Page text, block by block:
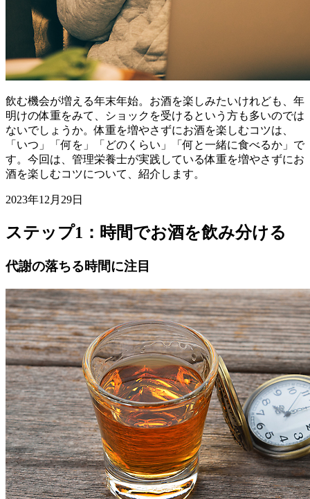
飲む機会が増える年末年始。お酒を楽しみたいけれども、年
明けの体重をみて、ショックを受けるという方も多いのでは
ないでしょうか。体重を増やさずにお酒を楽しむコツは、
「いつ」「何を」「どのくらい」「何と一緒に食べるか」で
す。今回は、管理栄養士が実践している体重を増やさずにお
酒を楽しむコツについて、紹介します。
2023年12月29日
ステップ1：時間でお酒を飲み分ける
代謝の落ちる時間に注目